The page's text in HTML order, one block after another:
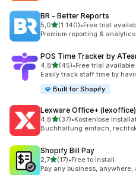
BR ‑ Better Reports
5,0z 5 hvězd
(1 140)
Celkový počet recenzí: 1140
•Free trial
Premium reporting &
POS Time Tracker by
4,8z 5 hvězd
(45)
Celkový počet recenzí: 45
•Free trial available
Easily track staff time by
Built for Shopify
Lexware Office+ (lexoffice)
4,8z 5 hvězd
(37)
Celkový počet recenzí: 37
•Kostenlose
Buchhaltung einfach,
Shopify Bill Pay
2,7z 5 hvězd
(17)
Celkový počet recenzí: 17
•Free to install
Pay any business,